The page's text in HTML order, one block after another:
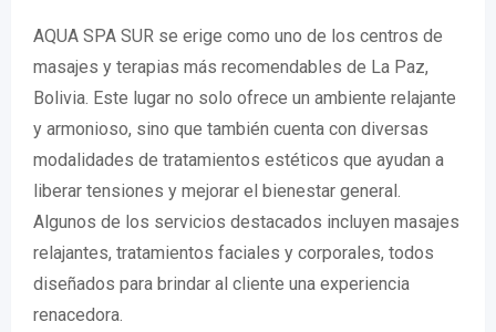
AQUA SPA SUR se erige como uno de los centros de
masajes y terapias más recomendables de La Paz,
Bolivia. Este lugar no solo ofrece un ambiente relajante
y armonioso, sino que también cuenta con diversas
modalidades de tratamientos estéticos que ayudan a
liberar tensiones y mejorar el bienestar general.
Algunos de los servicios destacados incluyen masajes
relajantes, tratamientos faciales y corporales, todos
diseñados para brindar al cliente una experiencia
renacedora.